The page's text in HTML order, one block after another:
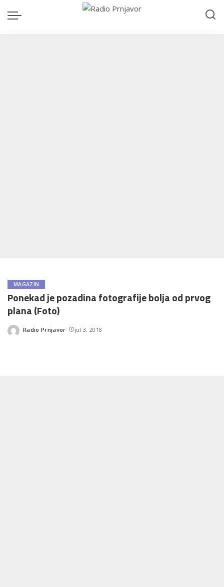
MAGAZIN
Ponekad je pozadina fotografije bolja od prvog
plana (Foto)
Posted
Radio Prnjavor jul 3, 2018